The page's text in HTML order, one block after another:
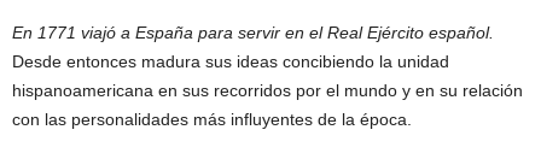
En 1771 viajó a España para servir en el Real Ejército español.
Desde entonces madura sus ideas concibiendo la unidad
hispanoamericana en sus recorridos por el mundo y en su relación
con las personalidades más influyentes de la época.